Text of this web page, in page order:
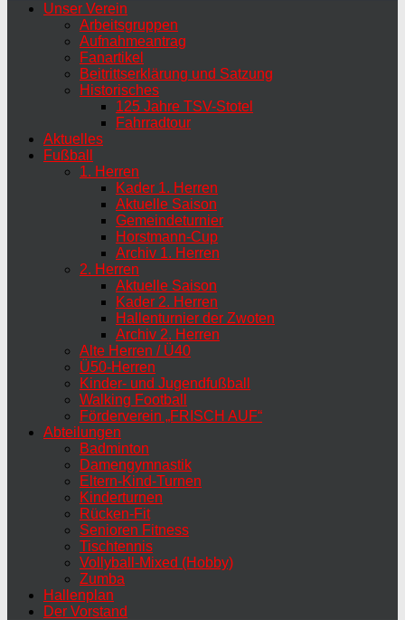
Unser Verein
Arbeitsgruppen
Aufnahmeantrag
Fanartikel
Beitrittserklärung und Satzung
Historisches
125 Jahre TSV-Stotel
Fahrradtour
Aktuelles
Fußball
1. Herren
Kader 1. Herren
Aktuelle Saison
Gemeindeturnier
Horstmann-Cup
Archiv 1. Herren
2. Herren
Aktuelle Saison
Kader 2. Herren
Hallenturnier der Zwoten
Archiv 2. Herren
Alte Herren / Ü40
Ü50-Herren
Kinder- und Jugendfußball
Walking Football
Förderverein „FRISCH AUF“
Abteilungen
Badminton
Damengymnastik
Eltern-Kind-Turnen
Kinderturnen
Rücken-Fit
Senioren Fitness
Tischtennis
Vollyball-Mixed (Hobby)
Zumba
Hallenplan
Der Vorstand